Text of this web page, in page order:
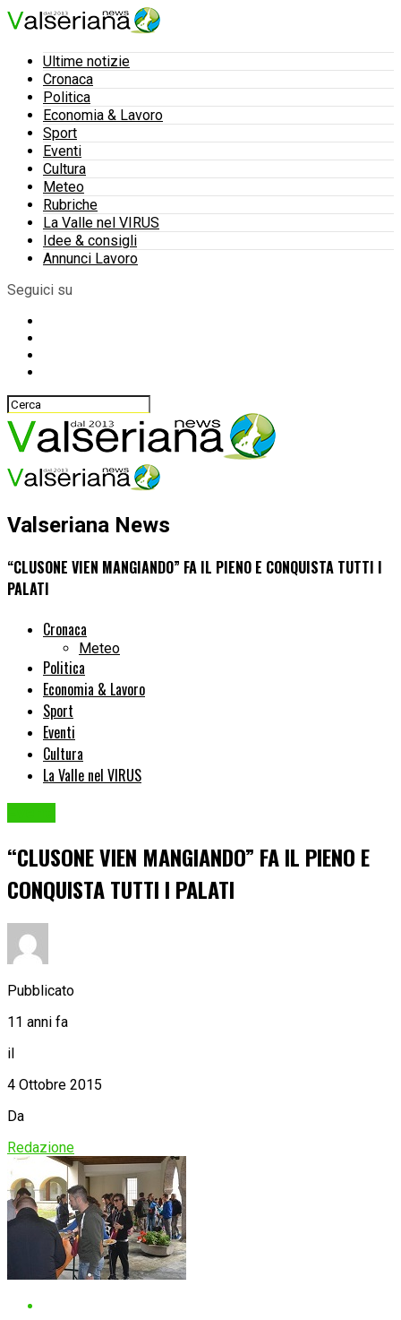
Ultime notizie
Cronaca
Politica
Economia & Lavoro
Sport
Eventi
Cultura
Meteo
Rubriche
La Valle nel VIRUS
Idee & consigli
Annunci Lavoro
Seguici su
Valseriana News
“CLUSONE VIEN MANGIANDO” FA IL PIENO E CONQUISTA TUTTI I
PALATI
Cronaca
Meteo
Politica
Economia & Lavoro
Sport
Eventi
Cultura
La Valle nel VIRUS
“CLUSONE VIEN MANGIANDO” FA IL PIENO E
CONQUISTA TUTTI I PALATI
Pubblicato
11 anni fa
il
4 Ottobre 2015
Da
Redazione